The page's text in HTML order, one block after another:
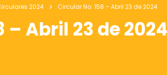
2024 Circular No. 158 – Abril 23 de 2024
– Abril 23 de 2024